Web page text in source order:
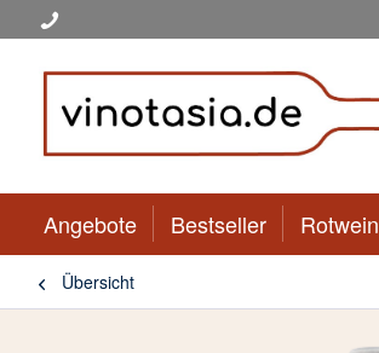
Angebote Bestseller Rotwein
Übersicht